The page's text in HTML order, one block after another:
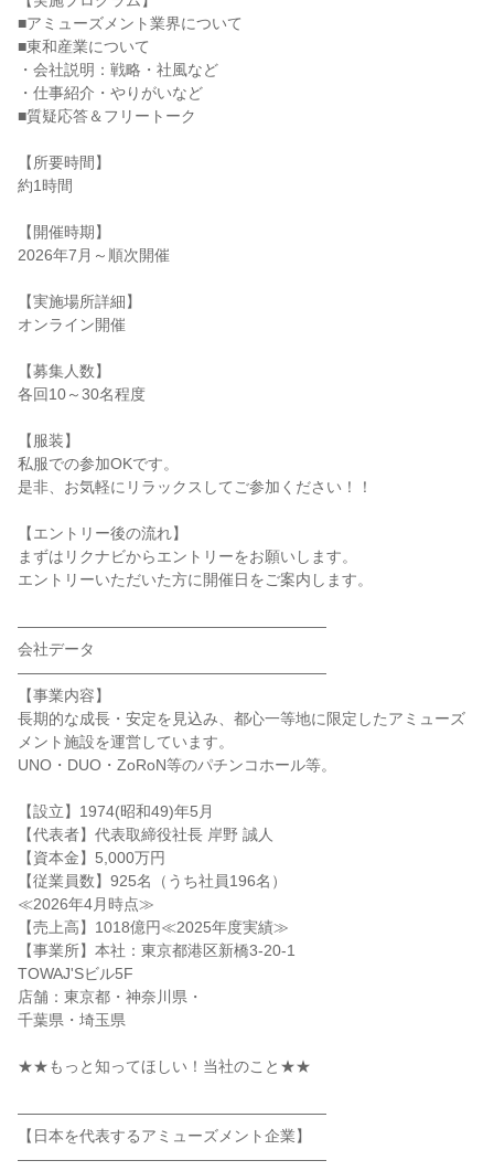
■アミューズメント業界について
■東和産業について
・会社説明：戦略・社風など
・仕事紹介・やりがいなど
■質疑応答＆フリートーク
【所要時間】
約1時間
【開催時期】
2026年7月～順次開催
【実施場所詳細】
オンライン開催
【募集人数】
各回10～30名程度
【服装】
私服での参加OKです。
是非、お気軽にリラックスしてご参加ください！！
【エントリー後の流れ】
まずはリクナビからエントリーをお願いします。
エントリーいただいた方に開催日をご案内します。
――――――――――――――――――――
会社データ
――――――――――――――――――――
【事業内容】
長期的な成長・安定を見込み、都心一等地に限定したアミューズ
メント施設を運営しています。
UNO・DUO・ZoRoN等のパチンコホール等。
【設立】1974(昭和49)年5月
【代表者】代表取締役社長 岸野 誠人
【資本金】5,000万円
【従業員数】925名（うち社員196名）
≪2026年4月時点≫
【売上高】1018億円≪2025年度実績≫
【事業所】本社：東京都港区新橋3-20-1
TOWAJ'Sビル5F
店舗：東京都・神奈川県・
千葉県・埼玉県
★★もっと知ってほしい！当社のこと★★
――――――――――――――――――――
【日本を代表するアミューズメント企業】
――――――――――――――――――――